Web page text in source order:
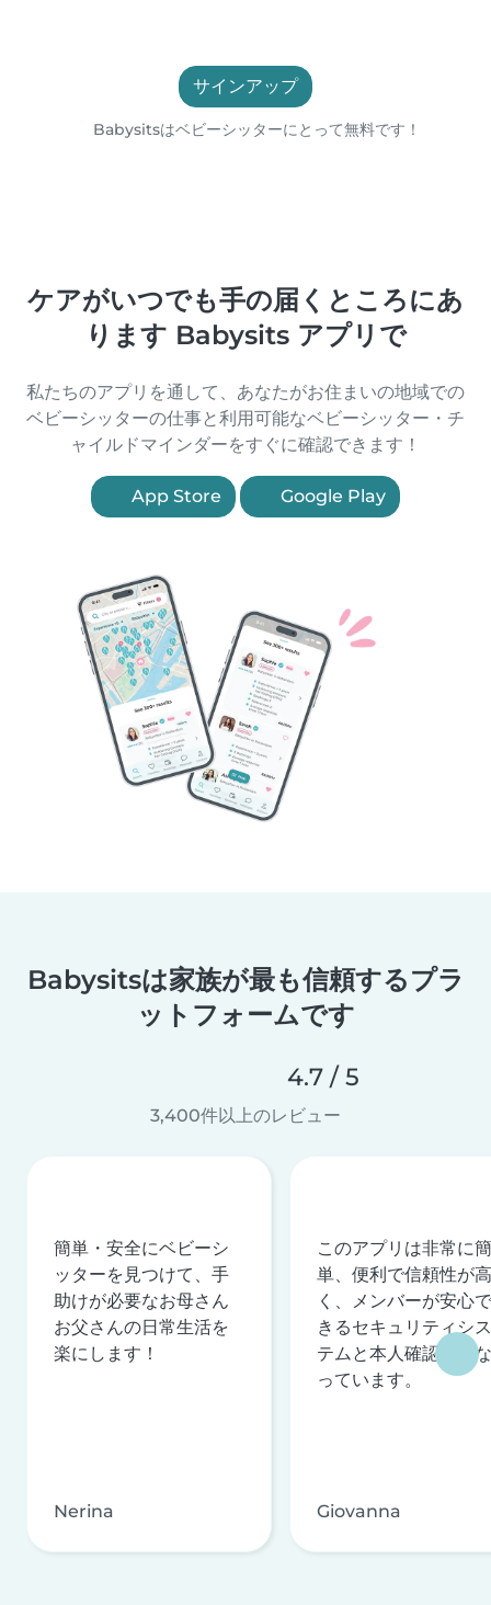
サインアップ
Babysitsはベビーシッターにとって無料です！
ケアがいつでも手の届くところにあ
ります Babysits アプリで
私たちのアプリを通して、あなたがお住まいの地域での
ベビーシッターの仕事と利用可能なベビーシッター・チ
ャイルドマインダーをすぐに確認できます！
App Store Google Play
Babysitsは家族が最も信頼するプラ
ットフォームです
4.7 / 5
3,400件以上のレビュー
簡単・安全にベビーシ
ッターを見つけて、手
助けが必要なお母さん
お父さんの日常生活を
楽にします！
Nerina
このアプリは非常に簡
単、便利で信頼性が高
く、メンバーが安心で
きるセキュリティシス
テムと本人確認を行な
っています。
Giovanna